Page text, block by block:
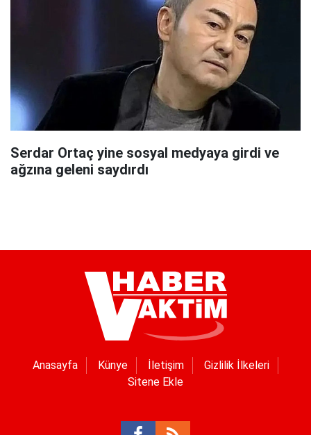
Serdar Ortaç yine sosyal medyaya girdi ve
ağzına geleni saydırdı
Anasayfa Künye İletişim
Gizlilik İlkeleri
Sitene Ekle